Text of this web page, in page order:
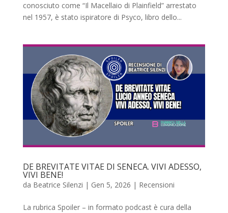
conosciuto come “Il Macellaio di Plainfield” arrestato
nel 1957, è stato ispiratore di Psyco, libro dello...
DE BREVITATE VITAE DI SENECA. VIVI ADESSO,
VIVI BENE!
da Beatrice Silenzi | Gen 5, 2026 | Recensioni
La rubrica Spoiler – in formato podcast è cura della